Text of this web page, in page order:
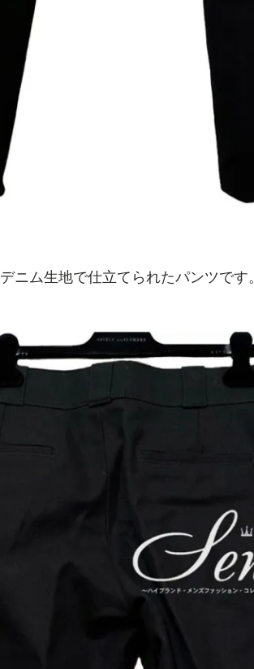
ニム生地で仕立てられたパンツです。